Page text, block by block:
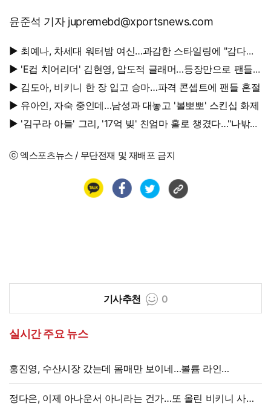
윤준석 기자 jupremebd@xportsnews.com
▶ 최예나, 차세대 워터밤 여신…과감한 스타일링에 "감다살"
반응 폭발
▶ 'E컵 치어리더' 김현영, 압도적 글래머…등장만으로 팬들
초토화
▶ 김도아, 비키니 한 장 입고 승마…파격 콘셉트에 팬들 혼절
▶ 유아인, 자숙 중인데…남성과 대놓고 '볼뽀뽀' 스킨십 화제
▶ '김구라 아들' 그리, '17억 빚' 친엄마 홀로 챙겼다…"나밖에
ⓒ 엑스포츠뉴스 / 무단전재 및 재배포 금지
기사추천 0
실시간 주요 뉴스
홍진영, 수산시장 갔는데 몸매만 보이네…볼륨 라인
'시선강탈'
정다은, 이제 아나운서 아니라는 건가…또 올린 비키니 사진,